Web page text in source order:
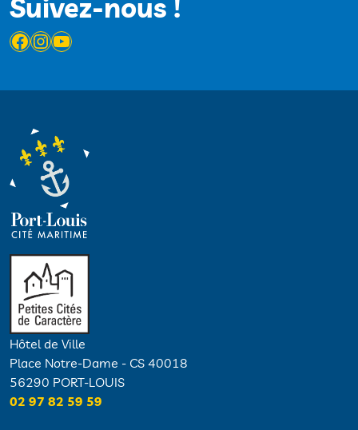
Suivez-nous !
Facebook
Instagram
YouTube
Hôtel de Ville
Place Notre-Dame - CS 40018
56290 PORT-LOUIS
02 97 82 59 59